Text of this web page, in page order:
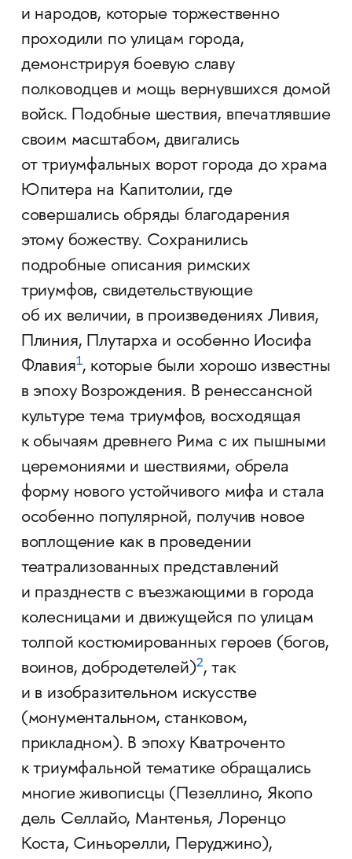
и народов, которые торжественно
проходили по улицам города,
демонстрируя боевую славу
полководцев и мощь вернувшихся домой
вой­ск. Подобные шествия, впечатлявшие
своим масштабом, двигались
от триумфальных ворот города до храма
Юпитера на Капитолии, где
совершались обряды благодарения
этому божеству. Сохранились
подробные описания римских
триумфов, свидетельствующие
об их величии, в произведениях Ливия,
Плиния, Плутарха и особенно Иосифа
Флавия1, которые были хорошо известны
в эпоху Возрождения. В ренессансной
культуре тема триумфов, восходящая
к обычаям древнего Рима с их пышными
церемониями и шествиями, обрела
форму нового устойчивого мифа и стала
особенно популярной, получив новое
воплощение как в проведении
театрализованных представлений
и празднеств с въезжающими в города
колесницами и движущейся по улицам
толпой костюмированных героев (богов,
воинов, добродетелей)2, так
и в изобразительном искусстве
(монументальном, станковом,
прикладном). В эпоху Кватроченто
к триумфальной тематике обращались
многие живописцы (Пезеллино, Якопо
дель Селлайо, Мантенья, Лоренцо
Коста, Синьорелли, Перуджино),